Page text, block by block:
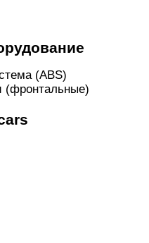
(ABS)
(фронтальные)